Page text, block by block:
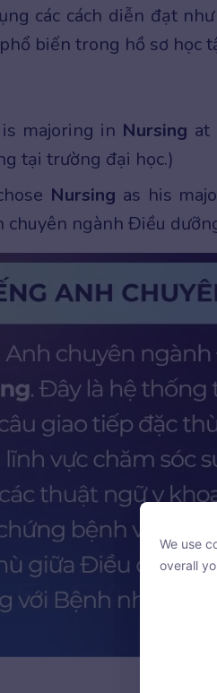
các cách diễn đạt
biến trong hồ sơ học
majoring in Nursing at
tại trường đại học.)
Nursing as his
chuyên ngành Điều
Tiếng Anh
We use
overall
We use
overall